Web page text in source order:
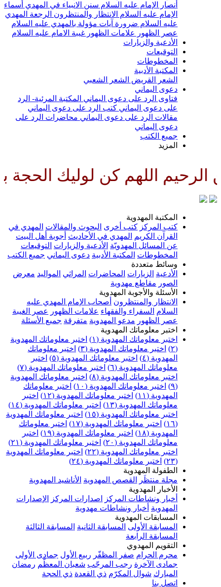
الإمام عليه السلامسنن الانبياء في المهديأسماء
عليه السلامالانتظار والمنتظرونالرجعةالمهدي
السلام ضرورة آيات مؤولة بالمهدي عليه السلام
علامات الظهورغيبة الامام عليه السلام
والزيارات
الأدبية
الشعر الشعبي
اليماني
الرد على دعوى اليماني المكتبة المرئية- الرد
دعوى اليماني كتب الرد على دعوى اليماني
الرد على دعوى اليماني محاضرات الرد على
كن لوليك الحجة بن الحسن
المهدوية
كتب أخرى البحوث والمقالات المهدي في
المهدي في الأحاديث أجوبة أهل البيت
المسائل المهدويّة الأدعية والزيارات التوقيعات
المكتبة الأدبية دعوى اليماني جميع الكتب
متعددة
الزيارات المحاضرات المراثي المواليد معرض
مقاطع مهدوية
والأجوبة المهدوية
والمنتظرون أصحاب الإمام المهدي عليه
السفراء والفقهاء علامات الظهور عصر الغيبة
مدعو المهدوية متفرقة جميع الأسئلة
معلوماتك المهدوية
معلوماتك المهدوية (١)
اختبر معلوماتك المهدوية
اختبر معلوماتك المهدوية (٣)
اختبر معلوماتك
اختبر معلوماتك المهدوية (٥)
اختبر
المهدوية (٦)
اختبر معلوماتك المهدوية (٧)
معلوماتك المهدوية (٨)
اختبر معلوماتك المهدوية
اختبر معلوماتك المهدوية (١٠)
اختبر معلوماتك
اختبر معلوماتك المهدوية (١٢)
اختبر
المهدوية (١٣)
اختبر معلوماتك المهدوية (١٤)
معلوماتك المهدوية (١٥)
اختبر معلوماتك المهدوية
اختبر معلوماتك المهدوية (١٧)
اختبر معلوماتك
اختبر معلوماتك المهدوية (١٩)
اختبر
المهدوية (٢٠)
اختبر معلوماتك المهدوية (٢١)
معلوماتك المهدوية (٢٢)
اختبر معلوماتك المهدوية
اختبر معلوماتك المهدوية (٢٤)
المهدوية
منتظَر
القصص المهدوية الأناشيد المهدوية
المهدوية
ونشاطات المركز اصدارات المركز الإصدارات
أخبار ونشاطات مهدوية
المهدوية
الأولى المسابقة الثانية المسابقة الثالثة
الرابعة
المهدوي
الحرام
صفر المظفّر ربيع الأول جمادى الأولى
رجب المرجّب شعبان المعظّم رمضان
شوال المكرّم ذي القعدة ذي الحجة